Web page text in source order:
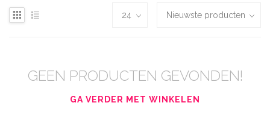
GEEN PRODUCTEN GEVONDEN!
GA VERDER MET WINKELEN